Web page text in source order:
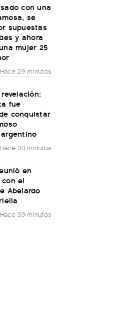
con una
se
supuestas
y ahora
mujer 25
Hace 29 minutos
fue
conquistar
Hace 30 minutos
en
el
Abelardo
Hace 39 minutos